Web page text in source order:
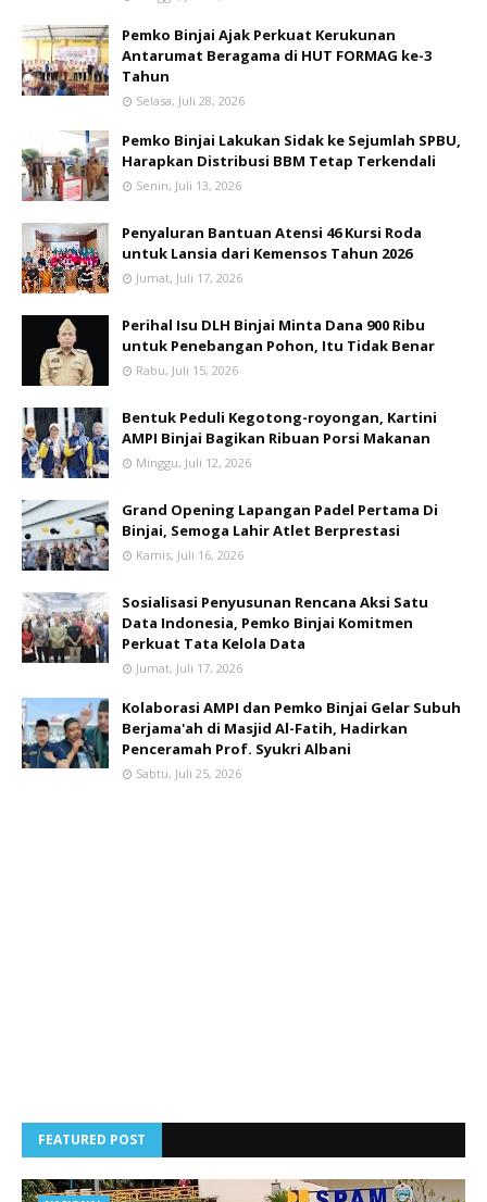
Pemko Binjai Ajak Perkuat Kerukunan
Antarumat Beragama di HUT FORMAG ke-3
Tahun
Selasa, Juli 28, 2026
Pemko Binjai Lakukan Sidak ke Sejumlah SPBU,
Harapkan Distribusi BBM Tetap Terkendali
Senin, Juli 13, 2026
Penyaluran Bantuan Atensi 46 Kursi Roda
untuk Lansia dari Kemensos Tahun 2026
Jumat, Juli 17, 2026
Perihal Isu DLH Binjai Minta Dana 900 Ribu
untuk Penebangan Pohon, Itu Tidak Benar
Rabu, Juli 15, 2026
Bentuk Peduli Kegotong-royongan, Kartini
AMPI Binjai Bagikan Ribuan Porsi Makanan
Minggu, Juli 12, 2026
Grand Opening Lapangan Padel Pertama Di
Binjai, Semoga Lahir Atlet Berprestasi
Kamis, Juli 16, 2026
Sosialisasi Penyusunan Rencana Aksi Satu
Data Indonesia, Pemko Binjai Komitmen
Perkuat Tata Kelola Data
Jumat, Juli 17, 2026
Kolaborasi AMPI dan Pemko Binjai Gelar Subuh
Berjama'ah di Masjid Al-Fatih, Hadirkan
Penceramah Prof. Syukri Albani
Sabtu, Juli 25, 2026
FEATURED POST